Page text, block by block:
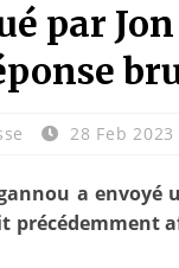
par
28 Feb 2023
a envoyé
précédemment